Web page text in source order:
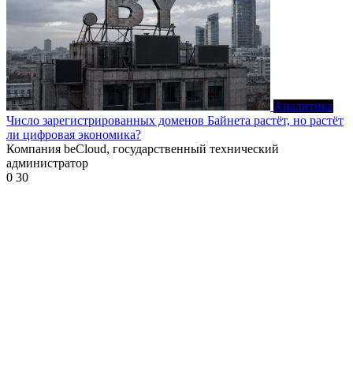
Аналитика
Число зарегистрированных доменов Байнета растёт, но растёт
ли цифровая экономика?
Компания beCloud, государственный технический
администратор
0 30